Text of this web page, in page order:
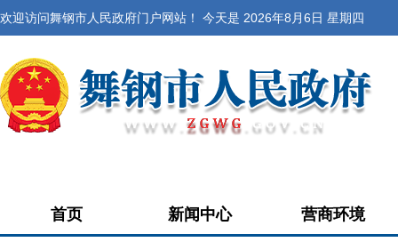
欢迎访问舞钢市人民政府门户网站！ 今天是 2026年8月6日 星期四
首页 新闻中心 营商环境